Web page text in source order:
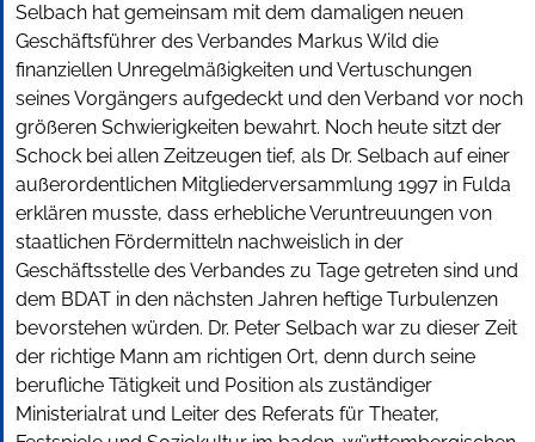
Selbach hat gemeinsam mit dem damaligen neuen
Geschäftsführer des Verbandes Markus Wild die
finanziellen Unregelmäßigkeiten und Vertuschungen
seines Vorgängers aufgedeckt und den Verband vor noch
größeren Schwierigkeiten bewahrt. Noch heute sitzt der
Schock bei allen Zeitzeugen tief, als Dr. Selbach auf einer
außerordentlichen Mitgliederversammlung 1997 in Fulda
erklären musste, dass erhebliche Veruntreuungen von
staatlichen Fördermitteln nachweislich in der
Geschäftsstelle des Verbandes zu Tage getreten sind und
dem BDAT in den nächsten Jahren heftige Turbulenzen
bevorstehen würden. Dr. Peter Selbach war zu dieser Zeit
der richtige Mann am richtigen Ort, denn durch seine
berufliche Tätigkeit und Position als zuständiger
Ministerialrat und Leiter des Referats für Theater,